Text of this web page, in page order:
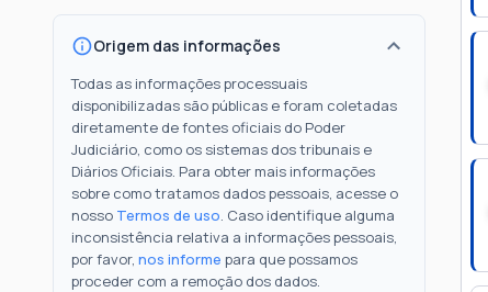
Origem das informações
Todas as informações processuais
disponibilizadas são públicas e foram coletadas
diretamente de fontes oficiais do Poder
Judiciário, como os sistemas dos tribunais e
Diários Oficiais. Para obter mais informações
sobre como tratamos dados pessoais, acesse o
nosso Termos de uso. Caso identifique alguma
inconsistência relativa a informações pessoais,
por favor, nos informe para que possamos
proceder com a remoção dos dados.